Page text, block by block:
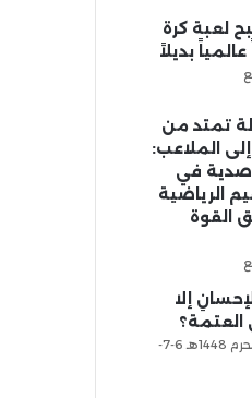
لعبة كرة
عالمياً بديلاً
تمتد من
الملاعب:
في
الرياضية
القوة
إلا
العتمة؟
الأثنين 21 محرم 1448هـ 6-7-